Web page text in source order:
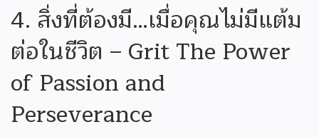
4. สิ่งที่ต้องมี…เมื่อคุณไม่มีแต้ม
ต่อในชีวิต – Grit The Power
of Passion and
Perseverance